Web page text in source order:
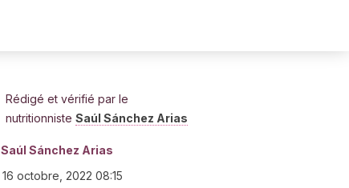
Rédigé et vérifié par le
nutritionniste Saúl Sánchez Arias
Saúl Sánchez Arias
16 octobre, 2022 08:15